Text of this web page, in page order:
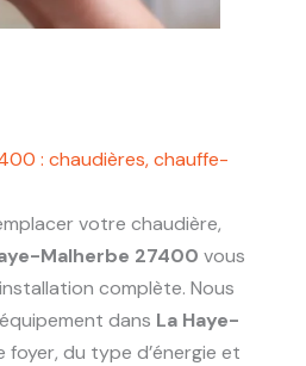
: chaudières, chauffe-
votre chaudière,
Malherbe 27400 vous
complète. Nous
dans La Haye-
du type d’énergie et